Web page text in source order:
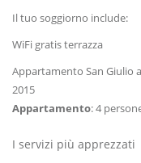
Il tuo soggiorno include:
WiFi gratis terrazza
Appartamento San Giulio
2015
Appartamento: 4
I servizi più apprezzati